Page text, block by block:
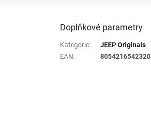
Doplňkové parametry
Kategorie:
JEEP Originals
EAN: 8054216542320